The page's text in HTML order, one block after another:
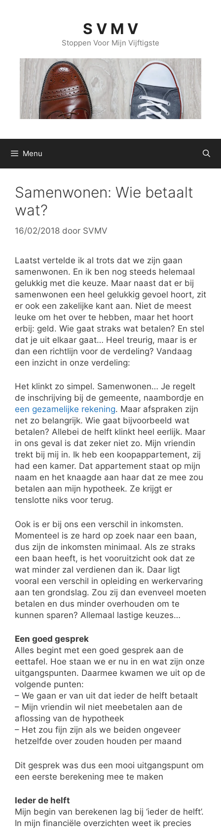
S V M V
Stoppen Voor Mijn Vijftigste
Menu
Samenwonen: Wie betaalt
wat?
16/02/2018 door SVMV
Laatst vertelde ik al trots dat we zijn gaan
samenwonen. En ik ben nog steeds helemaal
gelukkig met die keuze. Maar naast dat er bij
samenwonen een heel gelukkig gevoel hoort, zit
er ook een zakelijke kant aan. Niet de meest
leuke om het over te hebben, maar het hoort
erbij: geld. Wie gaat straks wat betalen? En stel
dat je uit elkaar gaat… Heel treurig, maar is er
dan een richtlijn voor de verdeling? Vandaag
een inzicht in onze verdeling:
Het klinkt zo simpel. Samenwonen… Je regelt
de inschrijving bij de gemeente, naambordje en
een gezamelijke rekening. Maar afspraken zijn
net zo belangrijk. Wie gaat bijvoorbeeld wat
betalen? Allebei de helft klinkt heel eerlijk. Maar
in ons geval is dat zeker niet zo. Mijn vriendin
trekt bij mij in. Ik heb een koopappartement, zij
had een kamer. Dat appartement staat op mijn
naam en het knaagde aan haar dat ze mee zou
betalen aan mijn hypotheek. Ze krijgt er
tenslotte niks voor terug.
Ook is er bij ons een verschil in inkomsten.
Momenteel is ze hard op zoek naar een baan,
dus zijn de inkomsten minimaal. Als ze straks
een baan heeft, is het vooruitzicht ook dat ze
wat minder zal verdienen dan ik. Daar ligt
vooral een verschil in opleiding en werkervaring
aan ten grondslag. Zou zij dan evenveel moeten
betalen en dus minder overhouden om te
kunnen sparen? Allemaal lastige keuzes…
Een goed gesprek
Alles begint met een goed gesprek aan de
eettafel. Hoe staan we er nu in en wat zijn onze
uitgangspunten. Daarmee kwamen we uit op de
volgende punten:
– We gaan er van uit dat ieder de helft betaalt
– Mijn vriendin wil niet meebetalen aan de
aflossing van de hypotheek
– Het zou fijn zijn als we beiden ongeveer
hetzelfde over zouden houden per maand
Dit gesprek was dus een mooi uitgangspunt om
een eerste berekening mee te maken
Ieder de helft
Mijn begin van berekenen lag bij ‘ieder de helft’.
In mijn financiële overzichten weet ik precies